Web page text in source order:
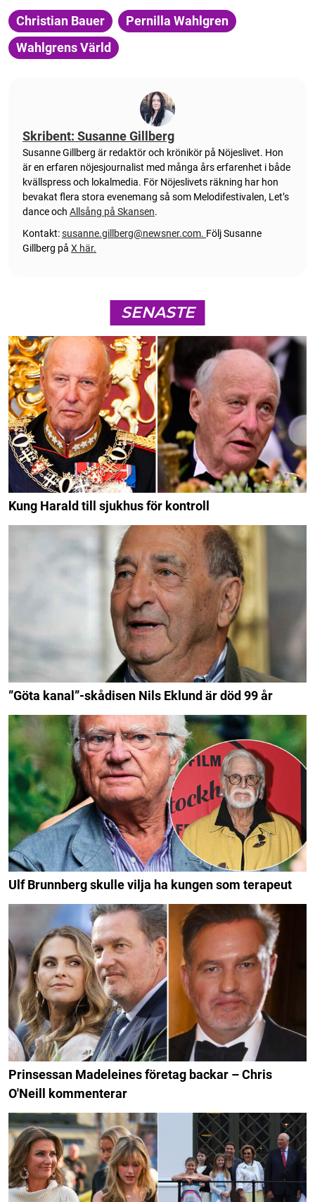
Christian Bauer
Pernilla Wahlgren
Wahlgrens Värld
Skribent: Susanne Gillberg
Susanne Gillberg är redaktör och krönikör på Nöjeslivet. Hon
är en erfaren nöjesjournalist med många års erfarenhet i både
kvällspress och lokalmedia. För Nöjeslivets räkning har hon
bevakat flera stora evenemang så som Melodifestivalen, Let’s
dance och Allsång på Skansen.
Kontakt:susanne.gillberg@newsner.com. Följ Susanne
Gillberg på X här.
SENASTE
Kung Harald till sjukhus för kontroll
”Göta kanal”-skådisen Nils Eklund är död 99 år
Ulf Brunnberg skulle vilja ha kungen som terapeut
Prinsessan Madeleines företag backar – Chris
O'Neill kommenterar